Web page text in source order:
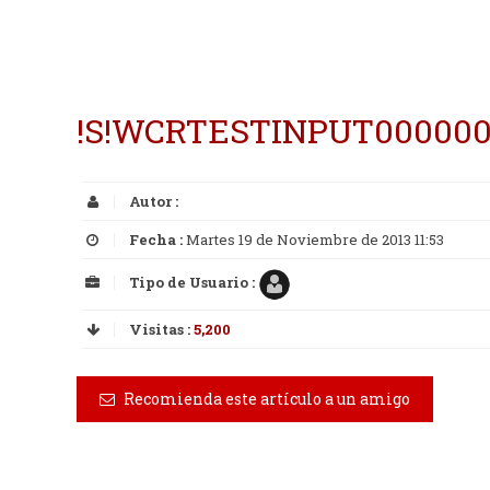
Autor :
Fecha :Martes 19 de Noviembre de 2013 11:53
Tipo de Usuario :
Visitas :5,200
Recomienda este artículo a un amigo